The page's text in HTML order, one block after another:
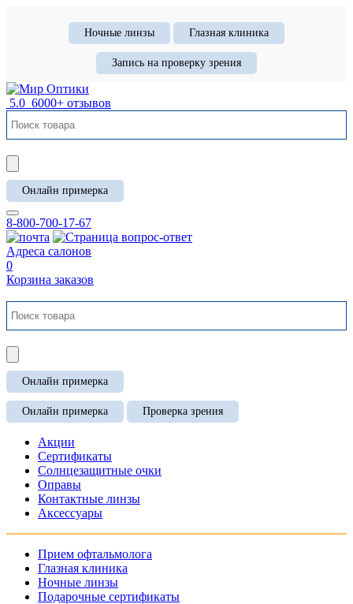
Ночные линзы Глазная клиника
Запись на проверку зрения
5.0 6000+ отзывов
Онлайн примерка
8-800-700-17-67
Адреса салонов
0
Корзина заказов
Онлайн примерка
Онлайн примерка Проверка зрения
Акции
Сертификаты
Солнцезащитные очки
Оправы
Контактные линзы
Аксессуары
Прием офтальмолога
Глазная клиника
Ночные линзы
Подарочные сертификаты